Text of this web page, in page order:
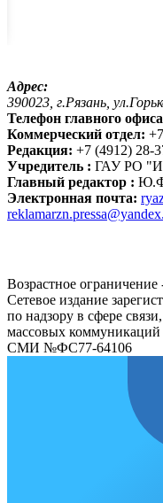
Адрес:
390023, г.Рязань,
Телефон главного
Коммерческий отдел:
Редакция: +7 (4912) 28-
Учредитель : ГАУ РО
Главный редактор :
Электронная почта:
Возрастное ограничение
Сетевое издание
по надзору в сфере
массовых коммуникаций
СМИ №ФС77-64106